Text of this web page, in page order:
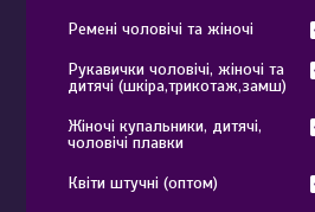
Ремені чоловічі та жіночі
Рукавички чоловічі, жіночі та
дитячі (шкіра,трикотаж,замш)
Жіночі купальники, дитячі,
чоловічі плавки
Квіти штучні (оптом)